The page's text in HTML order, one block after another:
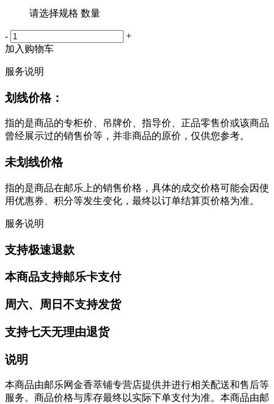
请选择规格 数量
-
+
加入购物车
服务说明
划线价格：
指的是商品的专柜价、吊牌价、指导价、正品零售价或该商品
曾经展示过的销售价等，并非商品的原价，仅供您参考。
未划线价格
指的是商品在邮乐上的销售价格，具体的成交价格可能会因使
用优惠券、积分等发生变化，最终以订单结算页价格为准。
服务说明
支持极速退款
本商品支持邮乐卡支付
周六、周日不支持发货
支持七天无理由退货
说明
本商品由邮乐网金香萃铺专营店提供并进行相关配送和售后等
服务。商品价格与库存最终以实际下单支付为准。本商品由邮